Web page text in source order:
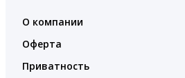
О компании
Оферта
Приватность